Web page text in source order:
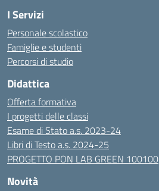
I Servizi
Personale scolastico
Famiglie e studenti
Percorsi di studio
Didattica
Offerta formativa
I progetti delle classi
Esame di Stato a.s. 2023-24
Libri di Testo a.s. 2024-25
PROGETTO PON LAB GREEN 100100
Novità